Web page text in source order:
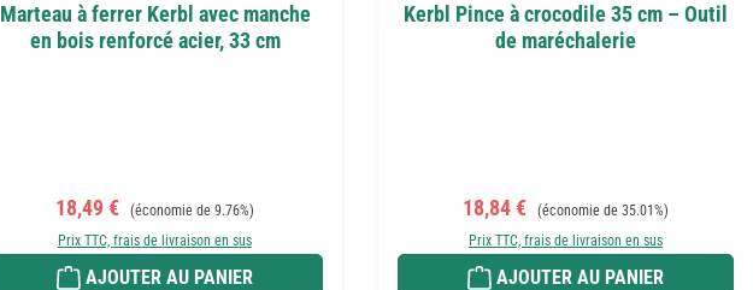
Marteau à ferrer Kerbl avec manche
en bois renforcé acier, 33 cm
Prix de vente :
18,49 € Prix régulier :
(économie de 9.76%)
Prix TTC, frais de livraison en sus
AJOUTER AU PANIER
Kerbl Pince à crocodile 35 cm – Outil
de maréchalerie
Prix de vente :
18,84 € Prix régulier :
(économie de 35.01%)
Prix TTC, frais de livraison en sus
AJOUTER AU PANIER